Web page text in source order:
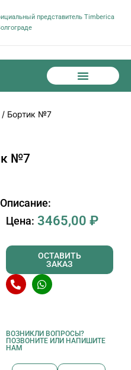
представитель Timberica
/ Бортик №7
№7
Описание:
Цена: 3465,00 ₽
ОСТАВИТЬ
ЗАКАЗ
ВОЗНИКЛИ ВОПРОСЫ?
ПОЗВОНИТЕ ИЛИ НАПИШИТЕ
НАМ